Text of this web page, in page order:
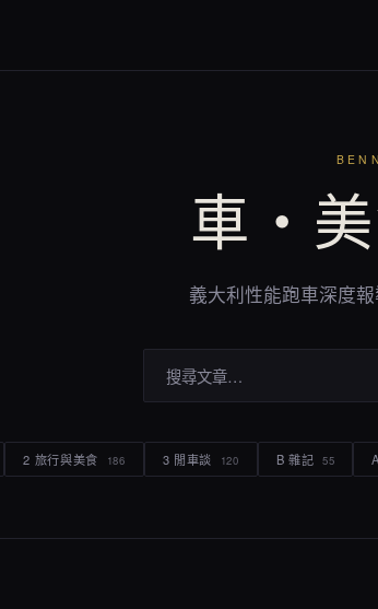
車・美
義大利性能跑車深度
2 旅行與美食 186 3 閒車談 120 B 雜記 55